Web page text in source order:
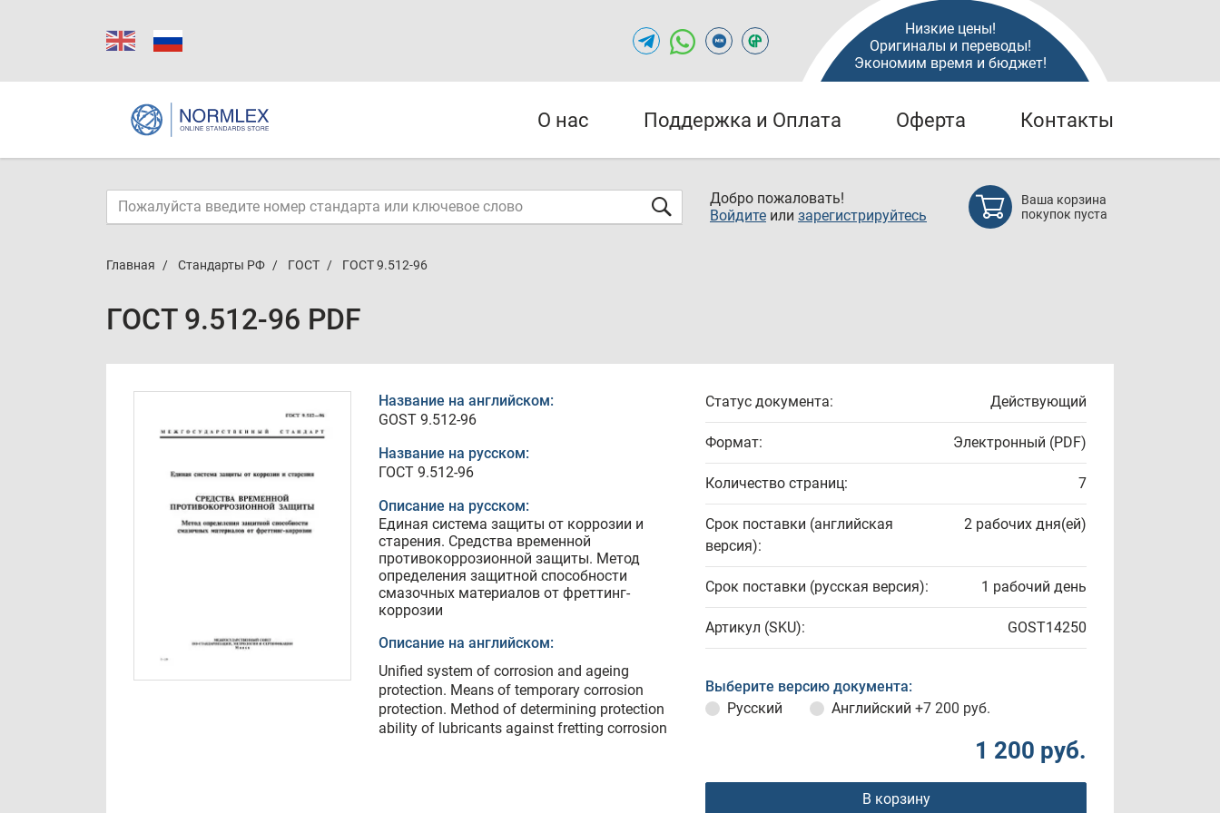
Низкие цены!
Оригиналы и переводы!
Экономим время и бюджет!
О нас Поддержка и Оплата Оферта Контакты
Добро пожаловать!
Войдите или зарегистрируйтесь
Ваша корзина
покупок пуста
Главная Стандарты РФ ГОСТ ГОСТ 9.512-96
ГОСТ 9.512-96 PDF
Название на английском:
GOST 9.512-96
Название на русском:
ГОСТ 9.512-96
Описание на русском:
Единая система защиты от коррозии и
старения. Средства временной
противокоррозионной защиты. Метод
определения защитной способности
смазочных материалов от фреттинг-
коррозии
Описание на английском:
Unified system of corrosion and ageing
protection. Means of temporary corrosion
protection. Method of determining protection
ability of lubricants against fretting corrosion
Статус документа: Действующий
Формат: Электронный (PDF)
Количество страниц: 7
Срок поставки (английская
версия):
2 рабочих дня(ей)
Срок поставки (русская версия): 1 рабочий день
Артикул (SKU): GOST14250
Выберите версию документа:
Русский
Английский +7 200 руб.
1 200 руб.
В корзину